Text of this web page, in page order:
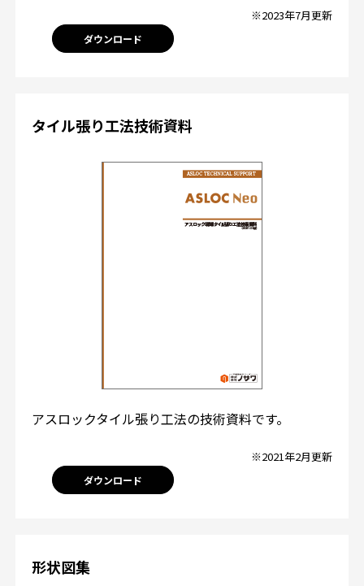
※2023年7月更新
ダウンロード
タイル張り工法技術資料
アスロックタイル張り工法の技術資料です。
※2021年2月更新
ダウンロード
形状図集